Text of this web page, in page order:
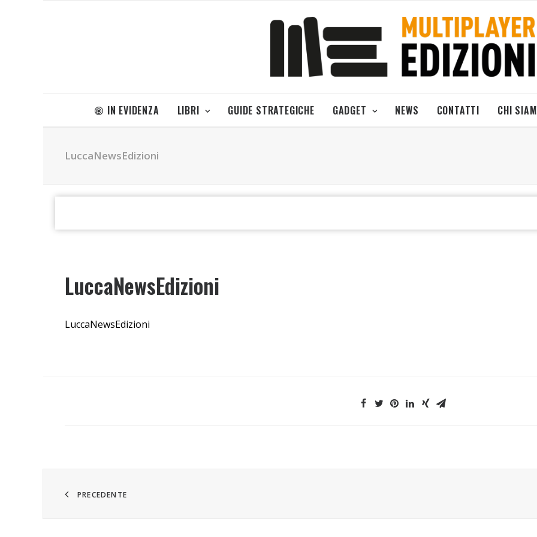
IN EVIDENZA LIBRI GUIDE STRATEGICHE GADGET NEWS CONTATTI CHI
LuccaNewsEdizioni
LuccaNewsEdizioni
LuccaNewsEdizioni
PRECEDENTE